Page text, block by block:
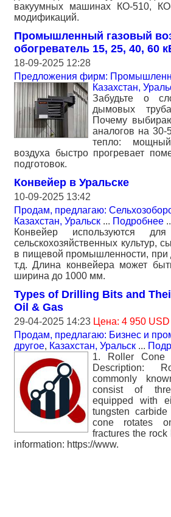
вакуумных машинах КО-510,
модификаций.
Промышленный газовый
обогреватель 15, 25, 40, 60
18-09-2025 12:28
Предложения фирм:
Казахстан,
Забудьте о
дымовых
Почему
аналогов на
тепло:
воздуха быстро прогревает
подготовок.
Конвейер в Уральске
10-09-2025 13:42
Продам, предлагаю:
Казахстан, Уральск ... Подробнее
Конвейер используются для
сельскохозяйственных культур,
в пищевой промышленности, при
т.д. Длина конвейера может
ширина до 1000 мм.
Types of Drilling Bits and
Oil & Gas
29-04-2025 14:23 Цена: 4 950
Продам, предлагаю: Бизнес и
другое, Казахстан, Уральск ...
1. Roller Cone
Description:
commonly
consist of
equipped with
tungsten
cone rotates
fractures the
information: https://www.